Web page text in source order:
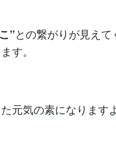
”との繋がりが見えて
す。
元気の素になります